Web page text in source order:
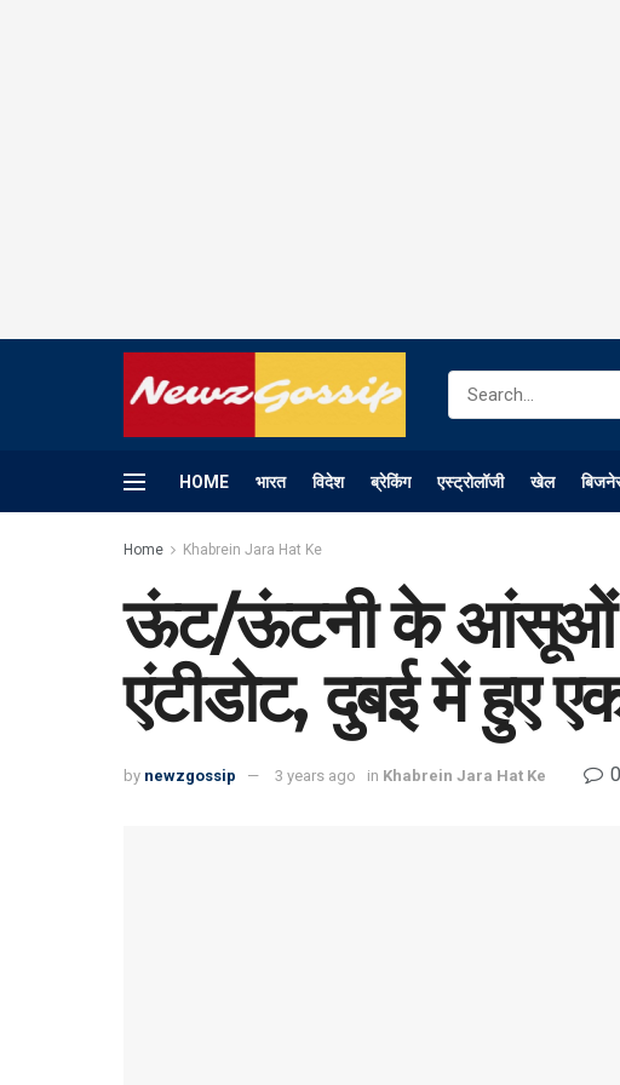
HOME भारत विदेश ब्रेकिंग एस्ट्रोलॉजी खेल
Home Khabrein Jara Hat Ke
ऊंट/ऊंटनी के आंसूओं से
एंटीडोट, दुबई में हुए
by newzgossip 3 years ago in Khabrein Jara Hat Ke 0